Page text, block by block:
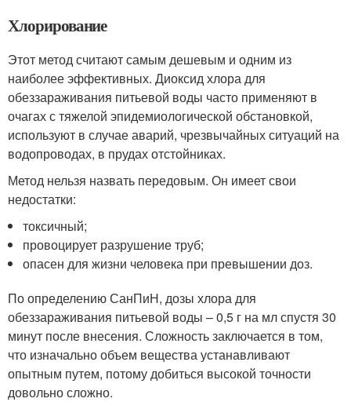
Хлорирование
Этот метод считают самым дешевым и одним из
наиболее эффективных. Диоксид хлора для
обеззараживания питьевой воды часто применяют в
очагах с тяжелой эпидемиологической обстановкой,
используют в случае аварий, чрезвычайных ситуаций на
водопроводах, в прудах отстойниках.
Метод нельзя назвать передовым. Он имеет свои
недостатки:
токсичный;
провоцирует разрушение труб;
опасен для жизни человека при превышении доз.
По определению СанПиН, дозы хлора для
обеззараживания питьевой воды – 0,5 г на мл спустя 30
минут после внесения. Сложность заключается в том,
что изначально объем вещества устанавливают
опытным путем, потому добиться высокой точности
довольно сложно.